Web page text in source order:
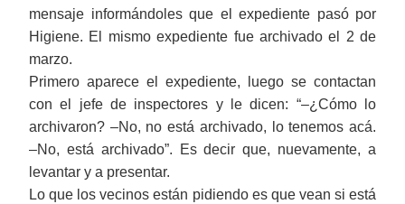
mensaje informándoles que el expediente pasó por
Higiene. El mismo expediente fue archivado el 2 de
marzo.
Primero aparece el expediente, luego se contactan
con el jefe de inspectores y le dicen: “‒¿Cómo lo
archivaron? ‒No, no está archivado, lo tenemos acá.
‒No, está archivado”. Es decir que, nuevamente, a
levantar y a presentar.
Lo que los vecinos están pidiendo es que vean si está